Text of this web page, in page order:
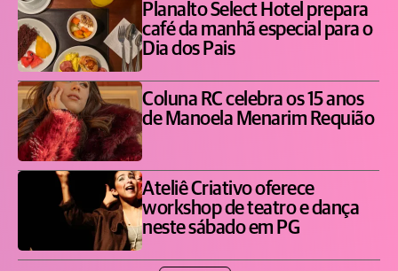
Planalto Select Hotel prepara
café da manhã especial para o
Dia dos Pais
Coluna RC celebra os 15 anos
de Manoela Menarim Requião
Ateliê Criativo oferece
workshop de teatro e dança
neste sábado em PG